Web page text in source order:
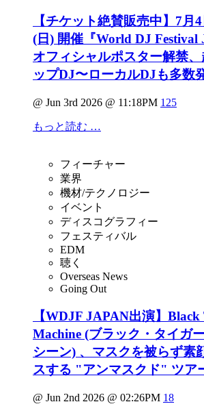
【チケット絶賛販売中】7月
(日) 開催『World DJ Festival
オフィシャルポスター解禁
ップDJ〜ローカルDJも多数
@ Jun 3rd 2026 @ 11:18PM 125
もっと読む …
フィーチャー
業界
機材/テクノロジー
イベント
ディスコグラフィー
フェスティバル
EDM
聴く
Overseas News
Going Out
【WDJF JAPAN出演】Black
Machine (ブラック・タイガ
シーン) 、マスクを被らず素
スする "アンマスクド" ツア
@ Jun 2nd 2026 @ 02:26PM 18